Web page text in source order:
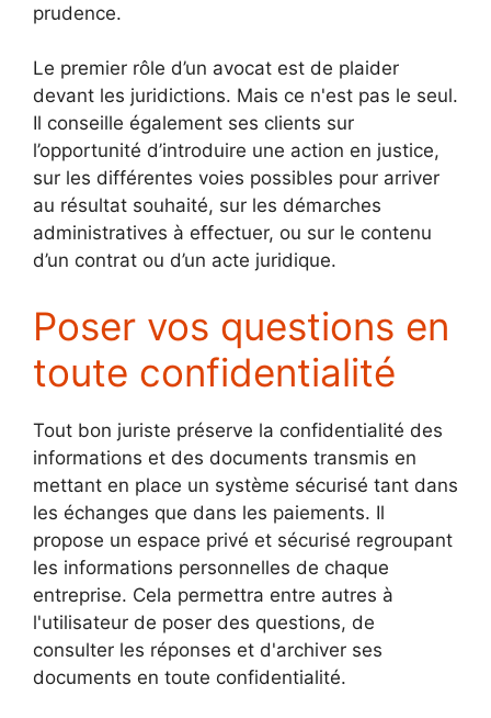
prudence.
Le premier rôle d’un avocat est de plaider
devant les juridictions. Mais ce n'est pas le seul.
Il conseille également ses clients sur
l’opportunité d’introduire une action en justice,
sur les différentes voies possibles pour arriver
au résultat souhaité, sur les démarches
administratives à effectuer, ou sur le contenu
d’un contrat ou d’un acte juridique.
Poser vos questions en
toute confidentialité
Tout bon juriste préserve la confidentialité des
informations et des documents transmis en
mettant en place un système sécurisé tant dans
les échanges que dans les paiements. Il
propose un espace privé et sécurisé regroupant
les informations personnelles de chaque
entreprise. Cela permettra entre autres à
l'utilisateur de poser des questions, de
consulter les réponses et d'archiver ses
documents en toute confidentialité.